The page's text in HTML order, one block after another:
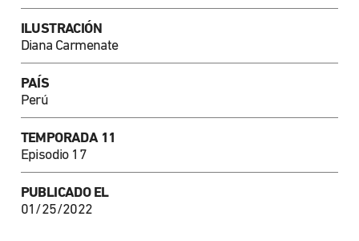
ILUSTRACIÓN
Diana Carmenate
PAÍS
Perú
TEMPORADA 11
Episodio 17
PUBLICADO EL
01/25/2022